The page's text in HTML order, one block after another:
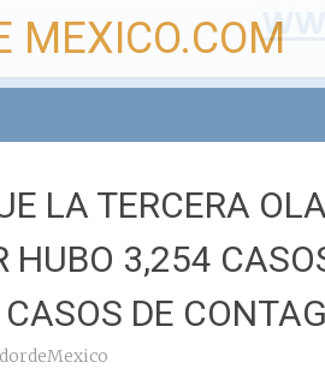
MEXICO.COM
LA TERCERA
HUBO 3,254
DE